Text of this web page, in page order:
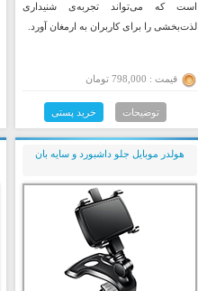
است که می‌تواند تجربه‌ی شنیداری
لذت‌بخشی را برای کاربران به ارمغان آورد.
قیمت : 798,000 تومان
توضیحات خرید پستی
هولدر موبایل جلو داشبورد و سایه بان